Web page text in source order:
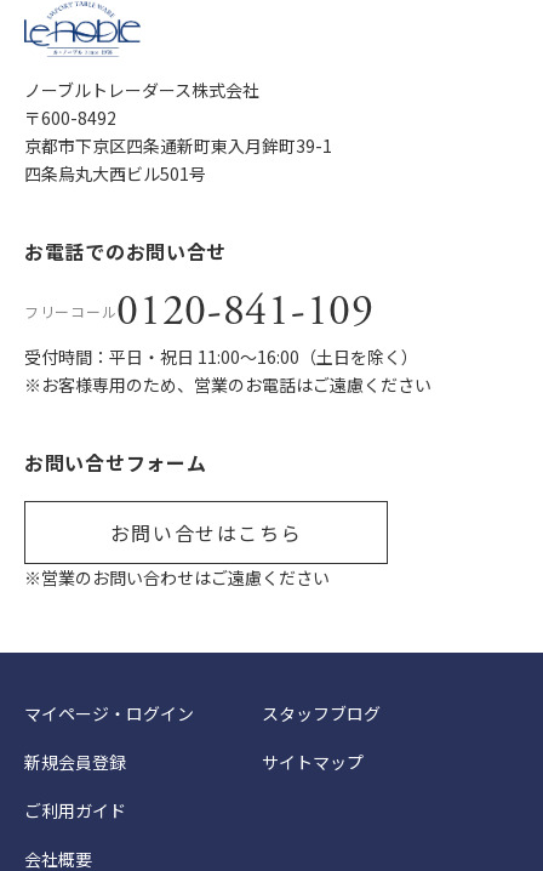
ノーブルトレーダース株式会社
〒600-8492
京都市下京区四条通新町東入月鉾町39-1
四条烏丸大西ビル501号
お電話でのお問い合せ
フリーコール0120-841-109
受付時間：平日・祝日 11:00〜16:00（土日を除く）
※お客様専用のため、営業のお電話はご遠慮ください
お問い合せフォーム
お問い合せはこちら
※営業のお問い合わせはご遠慮ください
マイページ・ログイン
新規会員登録
ご利用ガイド
会社概要
スタッフブログ
サイトマップ